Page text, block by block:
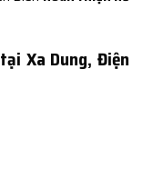
Xa Dung, Điện